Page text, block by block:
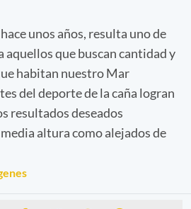
unos años, resulta uno de
aquellos que buscan cantidad y
habitan nuestro Mar
del deporte de la caña logran
resultados deseados
altura como alejados de